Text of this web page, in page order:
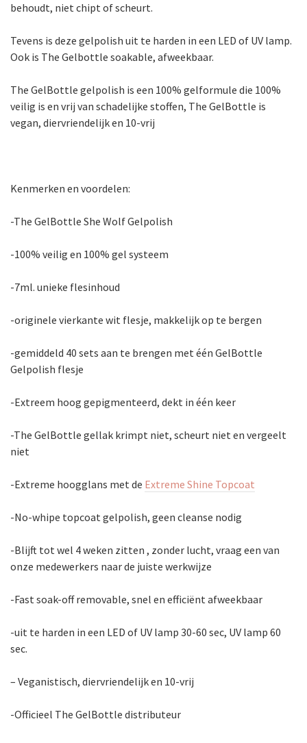
behoudt, niet chipt of scheurt.
Tevens is deze gelpolish uit te harden in een LED of UV lamp.
Ook is The Gelbottle soakable, afweekbaar.
The GelBottle gelpolish is een 100% gelformule die 100%
veilig is en vrij van schadelijke stoffen, The GelBottle is
vegan, diervriendelijk en 10-vrij
Kenmerken en voordelen:
-The GelBottle She Wolf Gelpolish
-100% veilig en 100% gel systeem
-7ml. unieke flesinhoud
-originele vierkante wit flesje, makkelijk op te bergen
-gemiddeld 40 sets aan te brengen met één GelBottle
Gelpolish flesje
-Extreem hoog gepigmenteerd, dekt in één keer
-The GelBottle gellak krimpt niet, scheurt niet en vergeelt
niet
-Extreme hoogglans met de Extreme Shine Topcoat
-No-whipe topcoat gelpolish, geen cleanse nodig
-Blijft tot wel 4 weken zitten , zonder lucht, vraag een van
onze medewerkers naar de juiste werkwijze
-Fast soak-off removable, snel en efficiënt afweekbaar
-uit te harden in een LED of UV lamp 30-60 sec, UV lamp 60
sec.
– Veganistisch, diervriendelijk en 10-vrij
-Officieel The GelBottle distributeur